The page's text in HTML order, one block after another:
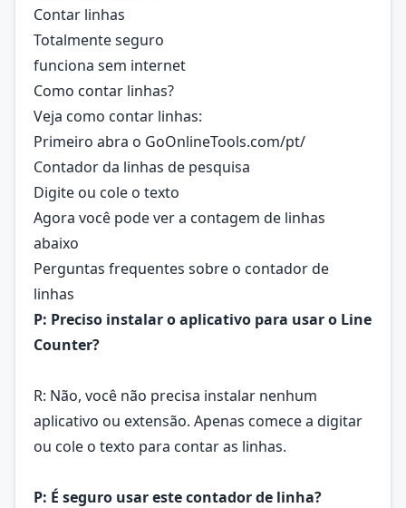
Contar linhas
Totalmente seguro
funciona sem internet
Como contar linhas?
Veja como contar linhas:
Primeiro abra o GoOnlineTools.com/pt/
Contador da linhas de pesquisa
Digite ou cole o texto
Agora você pode ver a contagem de linhas
abaixo
Perguntas frequentes sobre o contador de
linhas
P: Preciso instalar o aplicativo para usar o Line
Counter?
R: Não, você não precisa instalar nenhum
aplicativo ou extensão. Apenas comece a digitar
ou cole o texto para contar as linhas.
P: É seguro usar este contador de linha?